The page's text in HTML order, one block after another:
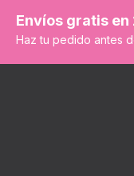
Envíos gratis en
Haz tu pedido antes